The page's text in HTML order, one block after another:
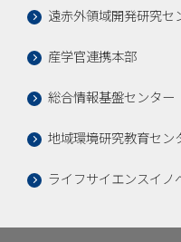
遠赤外領域開発研究セ
産学官連携本部
総合情報基盤センター
地域環境研究教育セン
ライフサイエンスイノ